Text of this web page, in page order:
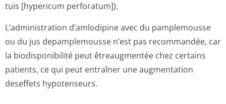
tuis [hypericum perforatum]).
L’administration d’amlodipine avec du pamplemousse
ou du jus depamplemousse n’est pas recommandée, car
la biodisponibilité peut êtreaugmentée chez certains
patients, ce qui peut entraîner une augmentation
deseffets hypotenseurs.